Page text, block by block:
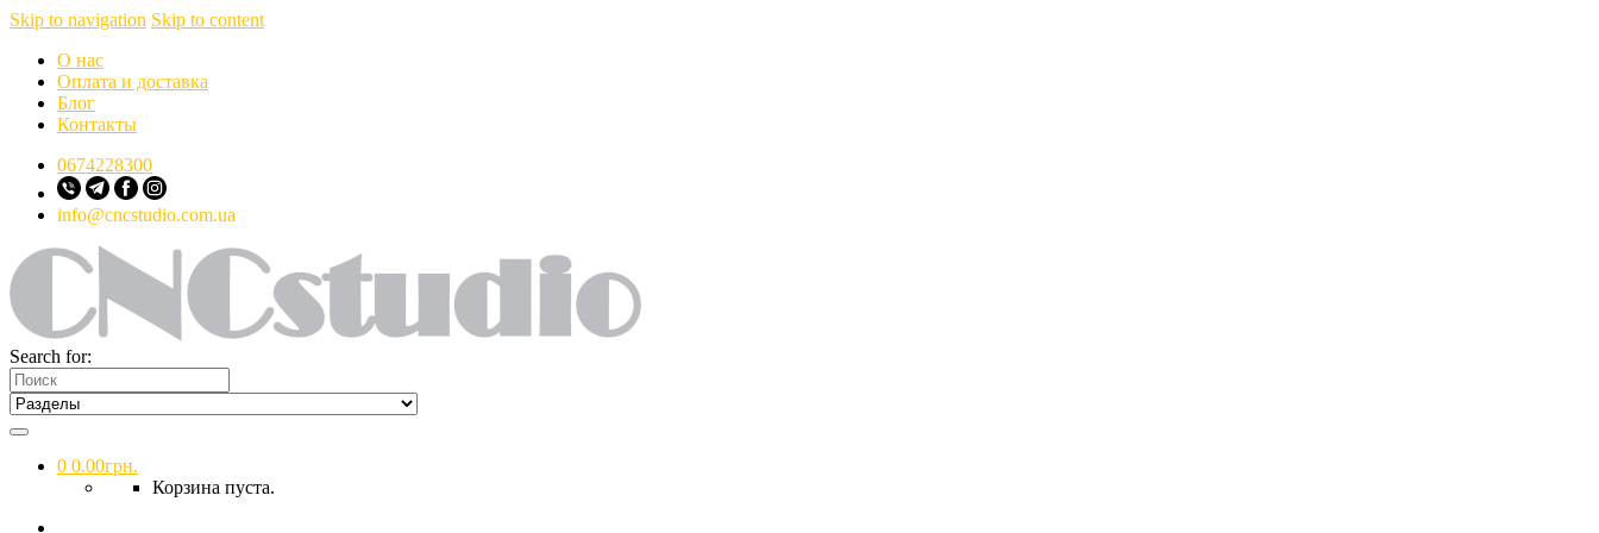
Skip to navigation Skip to content
О нас
Оплата и доставка
Блог
Контакты
0674228300
info@cncstudio.com.ua
Search for:
0 0.00грн.
Корзина пуста.